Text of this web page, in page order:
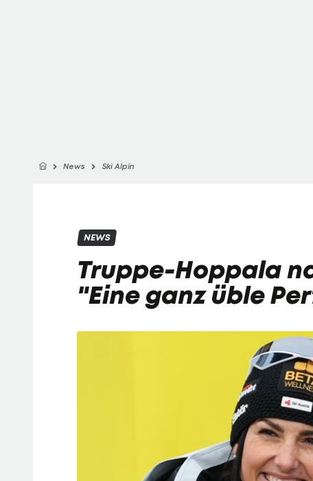
News Ski Alpin
NEWS
Truppe-Hoppala
"Eine ganz üble